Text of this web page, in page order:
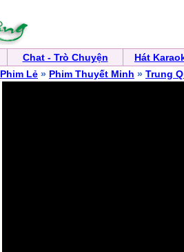
Chat - Trò Chuyện Hát
Phim Lẻ » Phim Thuyết Minh » Trung